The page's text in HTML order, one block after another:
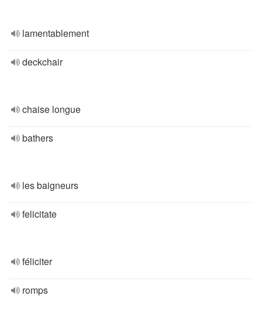
lamentablement
deckchair
chaise longue
bathers
les baigneurs
felicitate
féliciter
romps